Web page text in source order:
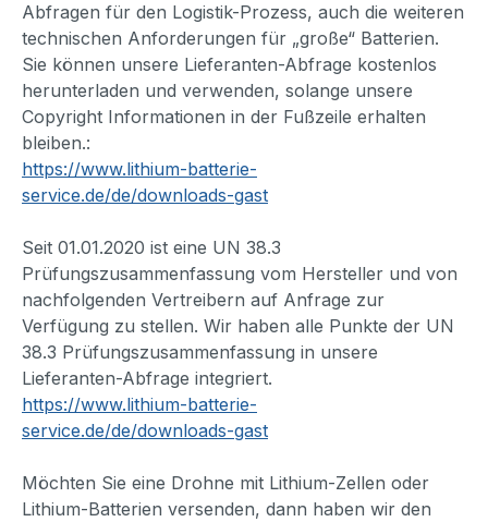
Abfragen für den Logistik-Prozess, auch die weiteren
technischen Anforderungen für „große“ Batterien.
Sie können unsere Lieferanten-Abfrage kostenlos
herunterladen und verwenden, solange unsere
Copyright Informationen in der Fußzeile erhalten
bleiben.:
https://www.lithium-batterie-
service.de/de/downloads-gast
Seit 01.01.2020 ist eine UN 38.3
Prüfungszusammenfassung vom Hersteller und von
nachfolgenden Vertreibern auf Anfrage zur
Verfügung zu stellen. Wir haben alle Punkte der UN
38.3 Prüfungszusammenfassung in unsere
Lieferanten-Abfrage integriert.
https://www.lithium-batterie-
service.de/de/downloads-gast
Möchten Sie eine Drohne mit Lithium-Zellen oder
Lithium-Batterien versenden, dann haben wir den